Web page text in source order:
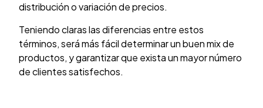
distribución o variación de precios.
Teniendo claras las diferencias entre estos
términos, será más fácil determinar un buen mix de
productos, y garantizar que exista un mayor número
de clientes satisfechos.